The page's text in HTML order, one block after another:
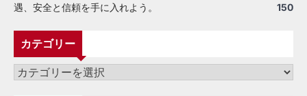
遇、安全と信頼を手に入れよう。
150
カテゴリー
カ